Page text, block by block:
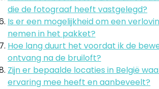
die de fotograaf heeft vastgelegd?
Is er een mogelijkheid om een
nemen in het pakket?
Hoe lang duurt het voordat ik de
ontvang na de bruiloft?
Zijn er bepaalde locaties in België
ervaring mee heeft en aanbeveelt?